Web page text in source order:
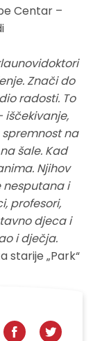
Centar –
Znači do
radosti. To
iščekivanje,
spremnost na
šale. Kad
Njihov
nesputana i
profesori,
djeca i
i dječja.
starije „Park“